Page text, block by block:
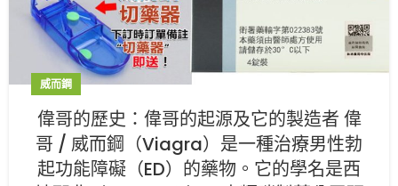
威而鋼
偉哥的歷史：偉哥的起源及它的製造者 偉
哥 / 威而鋼（Viagra）是一種治療男性勃
起功能障礙（ED）的藥物。它的學名是西